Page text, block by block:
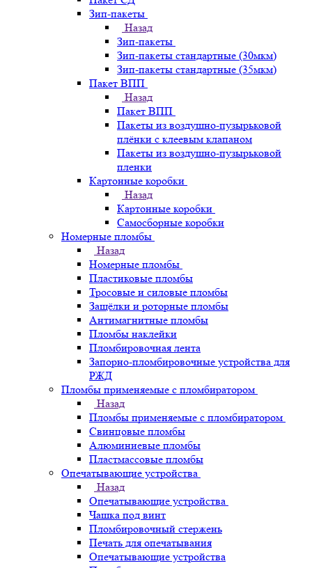
Зип-пакеты
Назад
Зип-пакеты
Зип-пакеты стандартные (30мкм)
Зип-пакеты стандартные (35мкм)
Пакет ВПП
Назад
Пакет ВПП
Пакеты из воздушно-пузырьковой
плёнки с клеевым клапаном
Пакеты из воздушно-пузырьковой
пленки
Картонные коробки
Назад
Картонные коробки
Самосборные коробки
Номерные пломбы
Назад
Номерные пломбы
Пластиковые пломбы
Тросовые и силовые пломбы
Защёлки и роторные пломбы
Антимагнитные пломбы
Пломбы наклейки
Пломбировочная лента
Запорно-пломбировочные устройства для
РЖД
Пломбы применяемые с пломбиратором
Назад
Пломбы применяемые с пломбиратором
Свинцовые пломбы
Алюминиевые пломбы
Пластмассовые пломбы
Опечатывающие устройства
Назад
Опечатывающие устройства
Чашка под винт
Пломбировочный стержень
Печать для опечатывания
Опечатывающие устройства